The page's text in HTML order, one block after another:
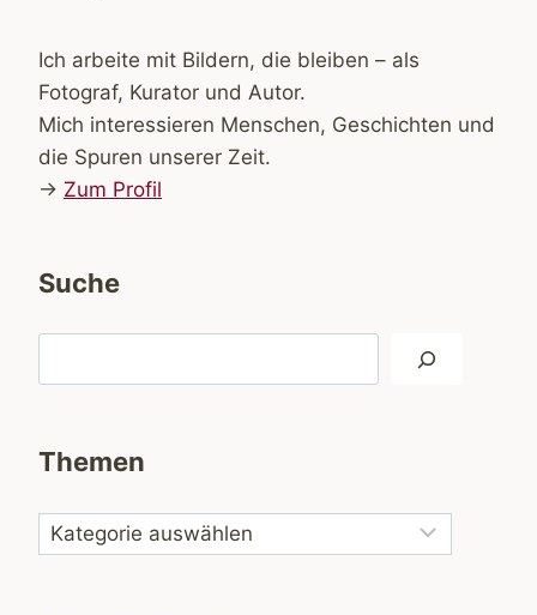
Ich arbeite mit Bildern, die bleiben – als
Fotograf, Kurator und Autor.
Mich interessieren Menschen, Geschichten und
die Spuren unserer Zeit.
→ Zum Profil
Suche
Themen